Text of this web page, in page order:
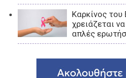
Καρκίνος του
χρειάζεται
απλές